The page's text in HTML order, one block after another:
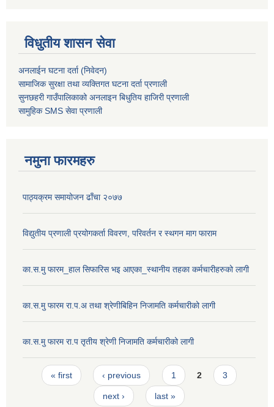
विधुतीय शासन सेवा
अनलाईन घटना दर्ता (निवेदन)
सामाजिक सुरक्षा तथा व्यक्तिगत घटना दर्ताप्रणाली
सुनछहरी गाउँपालिकाको अनलाइन बिधुतिय हाजिरी प्रणाली
सामुहिकSMS सेवाप्रणाली
नमुना फारमहरु
पाठ्यक्रम समायोजन ढाँचा २०७७
विद्युतीय प्रणाली प्रयोगकर्ता विवरण, परिवर्तन र स्थगन माग फाराम
का.स.मु फारम_हाल सिफारिस भइ आएका_स्थानीय तहका कर्मचारीहरुको लागी
का.स.मु फारम रा.प.अ तथा श्रेणीबिहिन निजामति कर्मचारीको लागी
का.स.मु फारम रा.प तृतीय श्रेणी निजामति कर्मचारीको लागी
Pages
« first ‹ previous 1 2 3
next › last »